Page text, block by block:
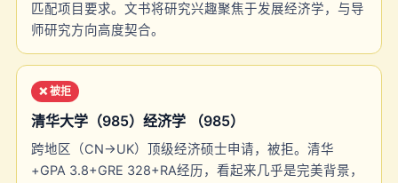
匹配项目要求。文书将研究兴趣聚焦于发展经济学，与导
师研究方向高度契合。
❌ 被拒
清华大学（985）经济学 （985）
跨地区（CN→UK）顶级经济硕士申请，被拒。清华
+GPA 3.8+GRE 328+RA经历，看起来几乎是完美背景，